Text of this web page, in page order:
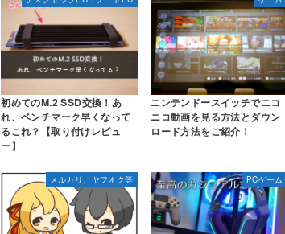
初めてのM.2 SSD交換！あ
れ、ベンチマーク早くなって
るこれ？【取り付けレビュ
ー】
ニンテンドースイッチでニコ
ニコ動画を見る方法とダウン
ロード方法をご紹介！
メルカリ、ヤフオク等 PCゲーム